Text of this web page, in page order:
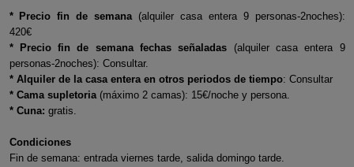
* Precio fin de semana(alquiler casa entera 9 personas-2noches):
420€
* Precio fin de semana fechas señaladas (alquiler casa entera 9
personas-2noches): Consultar.
* Alquiler de la casa entera en otros periodos de tiempo: Consultar
* Cama supletoria(máximo 2 camas): 15€/noche y persona.
* Cuna: gratis.
Condiciones
Fin de semana: entrada viernes tarde, salida domingo tarde.